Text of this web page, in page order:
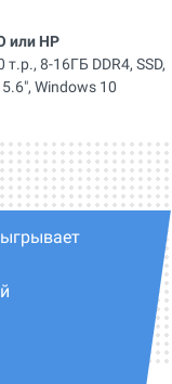
или HP
т.р., 8-16ГБ DDR4, SSD,
Windows 10